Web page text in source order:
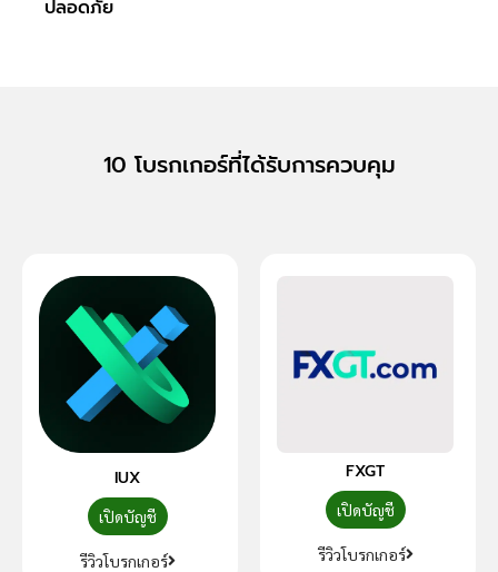
ปลอดภัย
10 โบรกเกอร์ที่ได้รับการควบคุม
IUX
เปิดบัญชี
รีวิวโบรกเกอร์
FXGT
เปิดบัญชี
รีวิวโบรกเกอร์